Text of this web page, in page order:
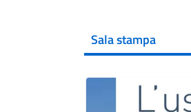
Sala stampa